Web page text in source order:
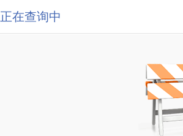
正在查询中